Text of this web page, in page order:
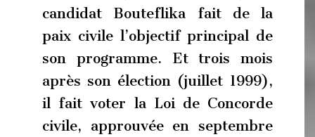
candidat Bouteflika fait de la
paix civile l’objectif principal de
son programme. Et trois mois
après son élection (juillet 1999),
il fait voter la Loi de Concorde
civile, approuvée en septembre